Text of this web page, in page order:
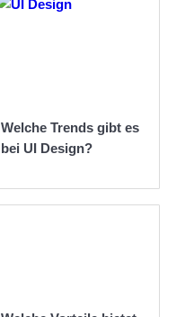
Welche Trends gibt es
bei UI Design?